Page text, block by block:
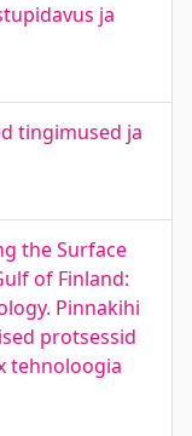
ja
tingimused ja
the Surface
of Finland:
Pinnakihi
protsessid
tehnoloogia